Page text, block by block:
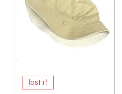
last 1!